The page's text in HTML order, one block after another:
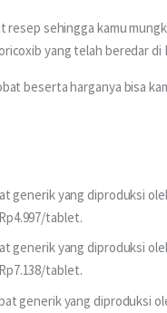
resep sehingga kamu
yang telah beredar
beserta harganya bisa
generik yang diproduksi
tablet.
generik yang diproduksi
tablet.
generik yang diproduksi